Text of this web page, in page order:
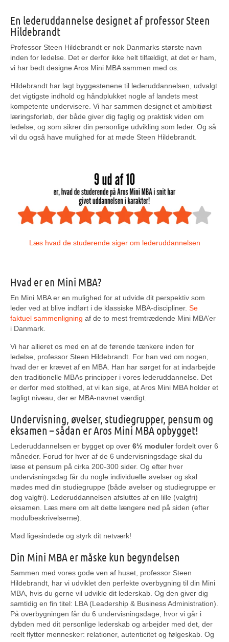
En lederuddannelse designet af professor Steen
Hildebrandt
Professor Steen Hildebrandt er nok Danmarks største navn
inden for ledelse. Det er derfor ikke helt tilfældigt, at det er ham,
vi har bedt designe Aros Mini MBA sammen med os.
Hildebrandt har lagt byggestenene til lederuddannelsen, udvalgt
det vigtigste indhold og håndplukket nogle af landets mest
kompetente undervisere. Vi har sammen designet et ambitiøst
læringsforløb, der både giver dig faglig og praktisk viden om
ledelse, og som sikrer din personlige udvikling som leder. Og så
vil du også have mulighed for at møde Steen Hildebrandt.
Læs hvad de studerende siger om lederuddannelsen
Hvad er en Mini MBA?
En Mini MBA er en mulighed for at udvide dit perspektiv som
leder ved at blive indført i de klassiske MBA-discipliner. Se
faktuel sammenligning af de to mest fremtrædende Mini MBA’er
i Danmark.
Vi har allieret os med en af de førende tænkere inden for
ledelse, professor Steen Hildebrandt. For han ved om nogen,
hvad der er krævet af en MBA. Han har sørget for at indarbejde
den traditionelle MBAs principper i vores lederuddannelse. Det
er derfor med stolthed, at vi kan sige, at Aros Mini MBA holder et
fagligt niveau, der er MBA-navnet værdigt.
Undervisning, øvelser, studiegrupper, pensum og
eksamen – sådan er Aros Mini MBA opbygget!
Lederuddannelsen er bygget op over 6½ modulerfordelt over 6
måneder. Forud for hver af de 6 undervisningsdage skal du
læse et pensum på cirka 200-300 sider. Og efter hver
undervisningsdag får du nogle individuelle øvelser og skal
mødes med din studiegruppe (både øvelser og studiegruppe er
dog valgfri). Lederuddannelsen afsluttes af en lille (valgfri)
eksamen. Læs mere om alt dette længere ned på siden (efter
modulbeskrivelserne).
Mød ligesindede og styrk dit netværk!
Din Mini MBA er måske kun begyndelsen
Sammen med vores gode ven af huset, professor Steen
Hildebrandt, har vi udviklet den perfekte overbygning til din Mini
MBA, hvis du gerne vil udvikle dit lederskab. Og den giver dig
samtidig en fin titel: LBA (Leadership & Business Administration).
På overbygningen får du 6 undervisningsdage, hvor vi går i
dybden med dit personlige lederskab og arbejder med det, der
reelt flytter mennesker: relationer, autenticitet og følgeskab. Og